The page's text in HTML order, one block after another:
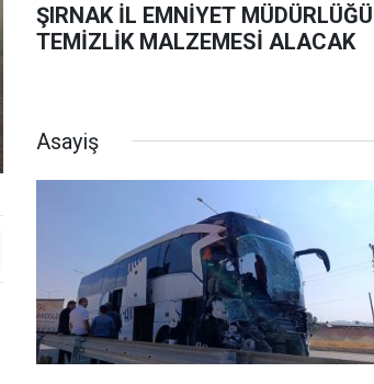
ŞIRNAK İL EMNİYET MÜDÜRLÜĞÜ
TEMİZLİK MALZEMESİ ALACAK
Asayiş